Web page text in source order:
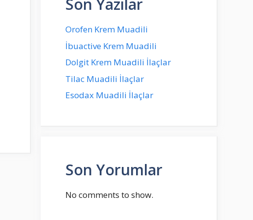
Son Yazılar
Orofen Krem Muadili
İbuactive Krem Muadili
Dolgit Krem Muadili İlaçlar
Tilac Muadili İlaçlar
Esodax Muadili İlaçlar
Son Yorumlar
No comments to show.